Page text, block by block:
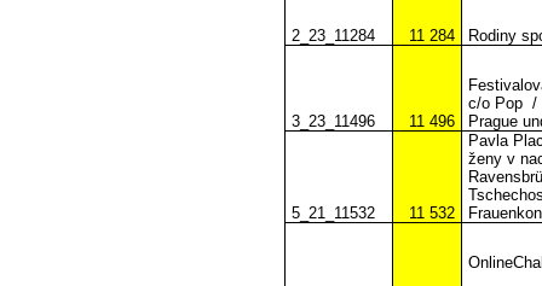
2_23_11284 11 284 Rodiny
3_23_11496 11 496
c/o Pop /
Prague
5_21_11532 11 532
Pavla
ženy v